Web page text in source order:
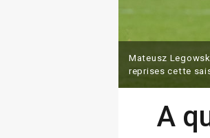
Mateusz
reprises cette
A